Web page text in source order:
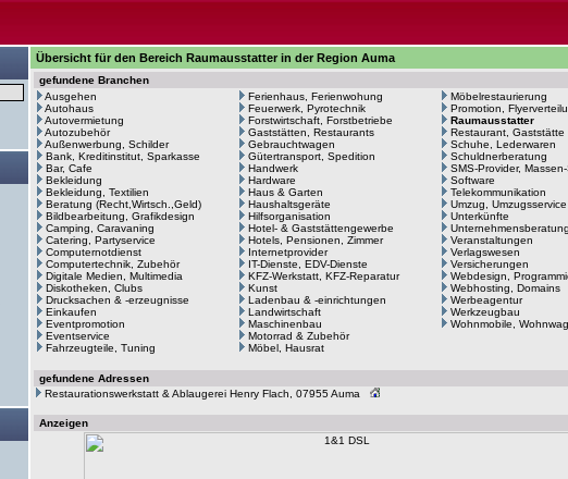
Übersicht für den Bereich Raumausstatter in der Region Auma
gefundene Branchen
Ausgehen
Autohaus
Autovermietung
Autozubehör
Außenwerbung, Schilder
Bank, Kreditinstitut, Sparkasse
Bar, Cafe
Bekleidung
Bekleidung, Textilien
Beratung (Recht,Wirtsch.,Geld)
Bildbearbeitung, Grafikdesign
Camping, Caravaning
Catering, Partyservice
Computernotdienst
Computertechnik, Zubehör
Digitale Medien, Multimedia
Diskotheken, Clubs
Drucksachen & -erzeugnisse
Einkaufen
Eventpromotion
Eventservice
Fahrzeugteile, Tuning
Ferienhaus, Ferienwohung
Feuerwerk, Pyrotechnik
Forstwirtschaft, Forstbetriebe
Gaststätten, Restaurants
Gebrauchtwagen
Gütertransport, Spedition
Handwerk
Hardware
Haus & Garten
Haushaltsgeräte
Hilfsorganisation
Hotel- & Gaststättengewerbe
Hotels, Pensionen, Zimmer
Internetprovider
IT-Dienste, EDV-Dienste
KFZ-Werkstatt, KFZ-Reparatur
Kunst
Ladenbau & -einrichtungen
Landwirtschaft
Maschinenbau
Motorrad & Zubehör
Möbel, Hausrat
Möbelrestaurierung
Promotion,
Raumausstatter
Restaurant, Gaststätte
Schuhe, Lederwaren
Schuldnerberatung
SMS-Provider,
Software
Telekommunikation
Umzug, Umzugsservice
Unterkünfte
Unternehmensberatung
Veranstaltungen
Verlagswesen
Versicherungen
Webdesign,
Webhosting, Domains
Werbeagentur
Werkzeugbau
Wohnmobile,
gefundene Adressen
Restaurationswerkstatt & Ablaugerei Henry Flach, 07955 Auma
Anzeigen